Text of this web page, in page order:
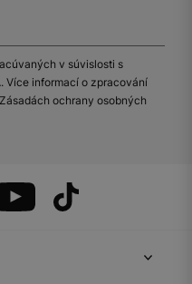
v súvislosti s
Více informací o zpracování
ochrany osobných